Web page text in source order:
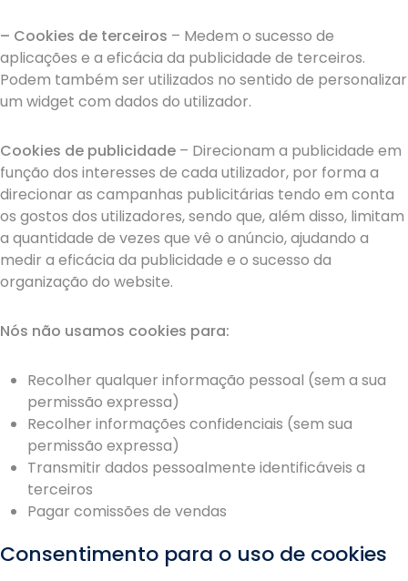
– Cookies de terceiros – Medem o sucesso de
aplicações e a eficácia da publicidade de terceiros.
Podem também ser utilizados no sentido de personalizar
um widget com dados do utilizador.
Cookies de publicidade – Direcionam a publicidade em
função dos interesses de cada utilizador, por forma a
direcionar as campanhas publicitárias tendo em conta
os gostos dos utilizadores, sendo que, além disso, limitam
a quantidade de vezes que vê o anúncio, ajudando a
medir a eficácia da publicidade e o sucesso da
organização do website.
Nós não usamos cookies para:
Recolher qualquer informação pessoal (sem a sua
permissão expressa)
Recolher informações confidenciais (sem sua
permissão expressa)
Transmitir dados pessoalmente identificáveis a
terceiros
Pagar comissões de vendas
Consentimento para o uso de cookies